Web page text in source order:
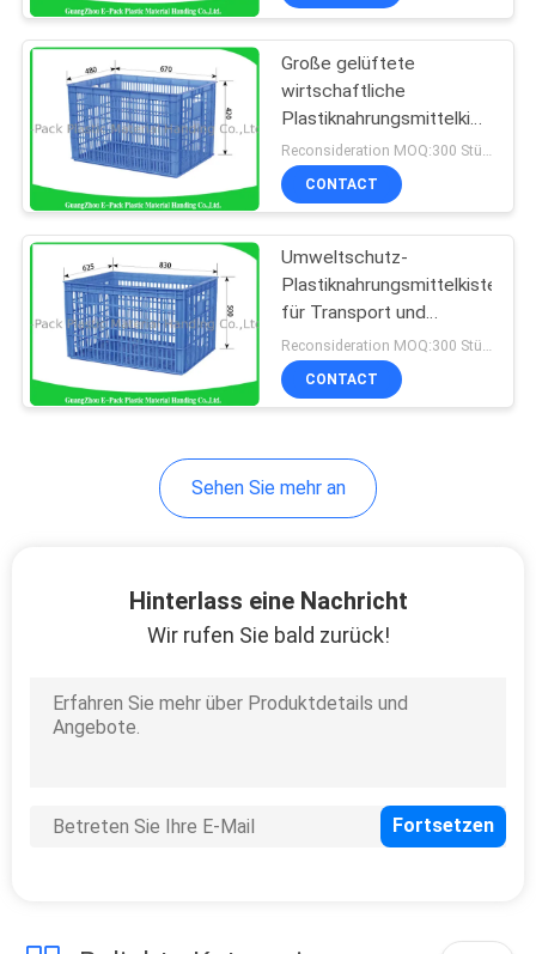
Große gelüftete
wirtschaftliche
Plastiknahrungsmittelkisten
recyclebar für die
Landwirtschaft 670 *
480 * 420mm
Reconsideration MOQ:300 Stücke
CONTACT
Umweltschutz-
Plastiknahrungsmittelkisten
für Transport und
Logistik HDPE
Reconsideration MOQ:300 Stücke
CONTACT
Sehen Sie mehr an
Hinterlass eine Nachricht
Wir rufen Sie bald zurück!